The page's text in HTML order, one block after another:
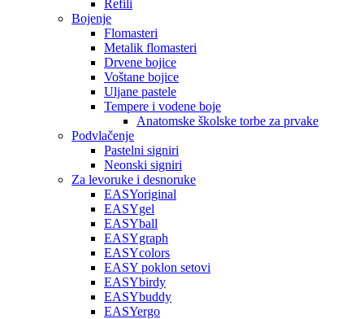
Refili
Bojenje
Flomasteri
Metalik flomasteri
Drvene bojice
Voštane bojice
Uljane pastele
Tempere i vodene boje
Anatomske školske torbe za prvake
Podvlačenje
Pastelni signiri
Neonski signiri
Za levoruke i desnoruke
EASYoriginal
EASYgel
EASYball
EASYgraph
EASYcolors
EASY poklon setovi
EASYbirdy
EASYbuddy
EASYergo